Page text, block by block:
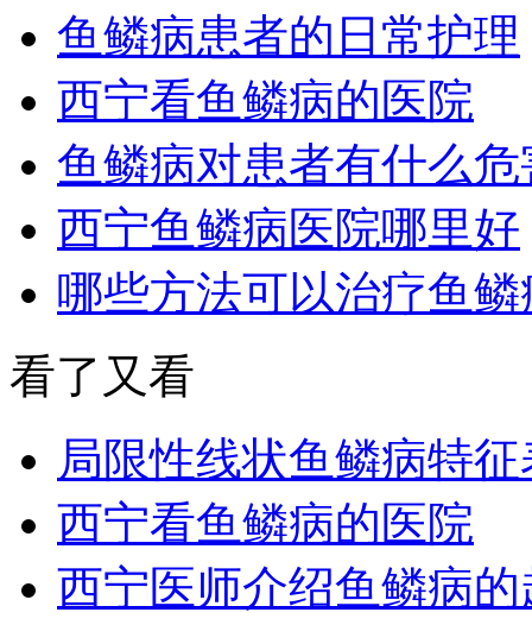
鱼鳞病患者的日常护理
西宁看鱼鳞病的医院
鱼鳞病对患者有什么危
西宁鱼鳞病医院哪里好
哪些方法可以治疗鱼鳞
看了又看
局限性线状鱼鳞病特
西宁看鱼鳞病的医院
西宁医师介绍鱼鳞病的